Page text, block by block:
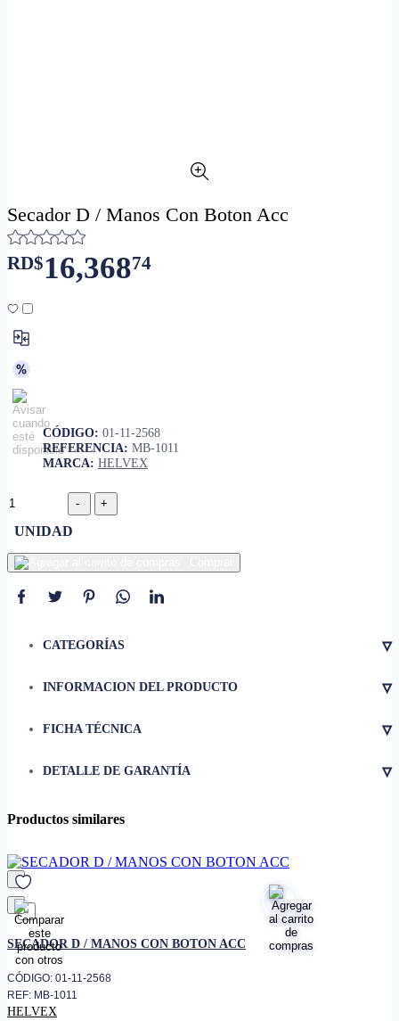
Secador D / Manos Con Boton Acc
RD$16,36874
CÓDIGO: 01-11-2568
REFERENCIA: MB-1011
MARCA: HELVEX
UNIDAD
CATEGORÍAS ▿
INFORMACION DEL PRODUCTO ▿
• Modelo MB-1011
• Categoría Baños
(ABS)
Llave allen Paquete de sujeción
• ESPECIFICACIONES
Voltaje: 120 Vca, 50-60 Hz
Consumo de Corriente Nominal:
16 A Potencia: 1800 W
FICHA TÉCNICA ▿
DETALLE DE GARANTÍA ▿
Productos similares
favorito
SECADOR D / MANOS CON BOTON ACC
CÓDIGO: 01-11-2568
REF: MB-1011
HELVEX